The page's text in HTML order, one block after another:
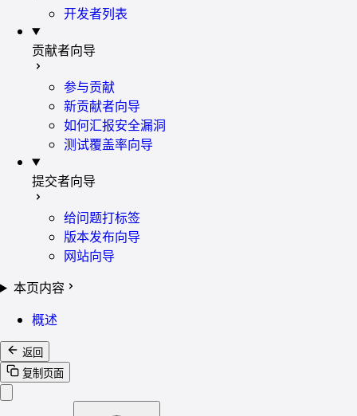
开发者列表
贡献者向导
参与贡献
新贡献者向导
如何汇报安全漏洞
测试覆盖率向导
提交者向导
给问题打标签
版本发布向导
网站向导
本页内容
概述
返回
复制页面